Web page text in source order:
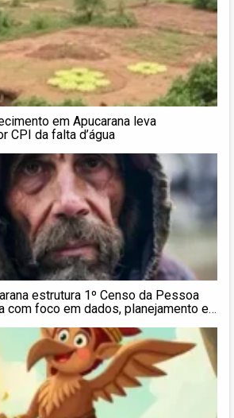
em Apucarana leva
CPI da falta d’água
estrutura 1º Censo da Pessoa
com foco em dados, planejamento e